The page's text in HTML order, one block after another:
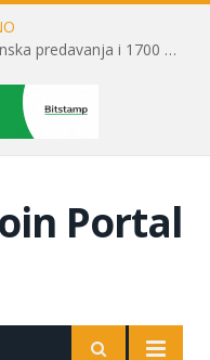
Toni Milun postao “milijarder”! Vrhunska predavanja i 1700 posjetitelja obilježili su mjesec financijske pismenosti
Portal